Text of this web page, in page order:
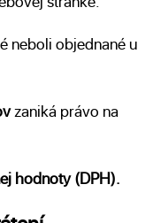
neboli objednané u
zaniká právo na
hodnoty (DPH).